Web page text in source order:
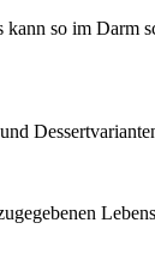
so im Darm